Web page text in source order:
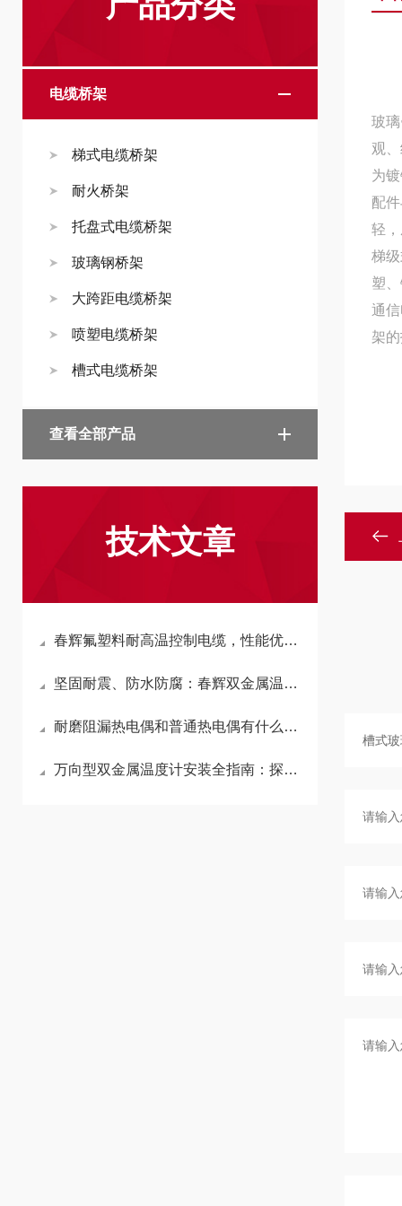
电缆桥架
梯式电缆桥架
耐火桥架
托盘式电缆桥架
玻璃钢桥架
大跨距电缆桥架
喷塑电缆桥架
槽式电缆桥架
查看全部产品
技术文章
春辉氟塑料耐高温控制电缆，性能优秀，应用广泛
坚固耐震、防水防腐：春辉双金属温度计的广泛应用场景解读
耐磨阻漏热电偶和普通热电偶有什么区别？别再选错了
万向型双金属温度计安装全指南：探杆长度、万向角度、密封方式，一步选对不返工
玻
观
为
配
轻
梯
塑
通
架